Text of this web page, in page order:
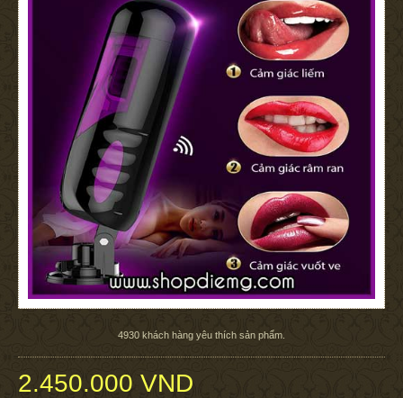
4930 khách hàng yêu thích sản phẩm.
2.450.000 VND